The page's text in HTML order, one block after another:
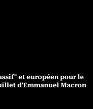
et européen pour le
d'Emmanuel Macron